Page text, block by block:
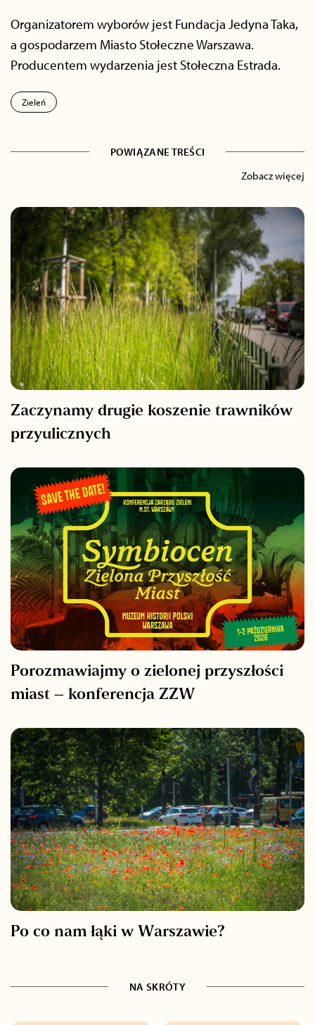
Organizatorem wyborów jest Fundacja Jedyna Taka,
a gospodarzem Miasto Stołeczne Warszawa.
Producentem wydarzenia jest Stołeczna Estrada.
Zieleń
POWIĄZANE TREŚCI
Zobacz więcej
Zaczynamy drugie koszenie trawników
przyulicznych
Porozmawiajmy o zielonej przyszłości
miast – konferencja ZZW
Po co nam łąki w Warszawie?
NA SKRÓTY